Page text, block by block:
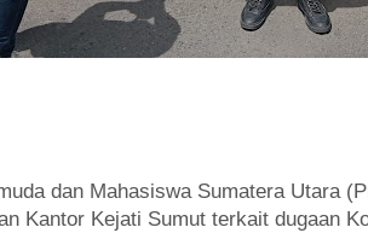
dan Mahasiswa Sumatera Utara
Kantor Kejati Sumut terkait dugaan